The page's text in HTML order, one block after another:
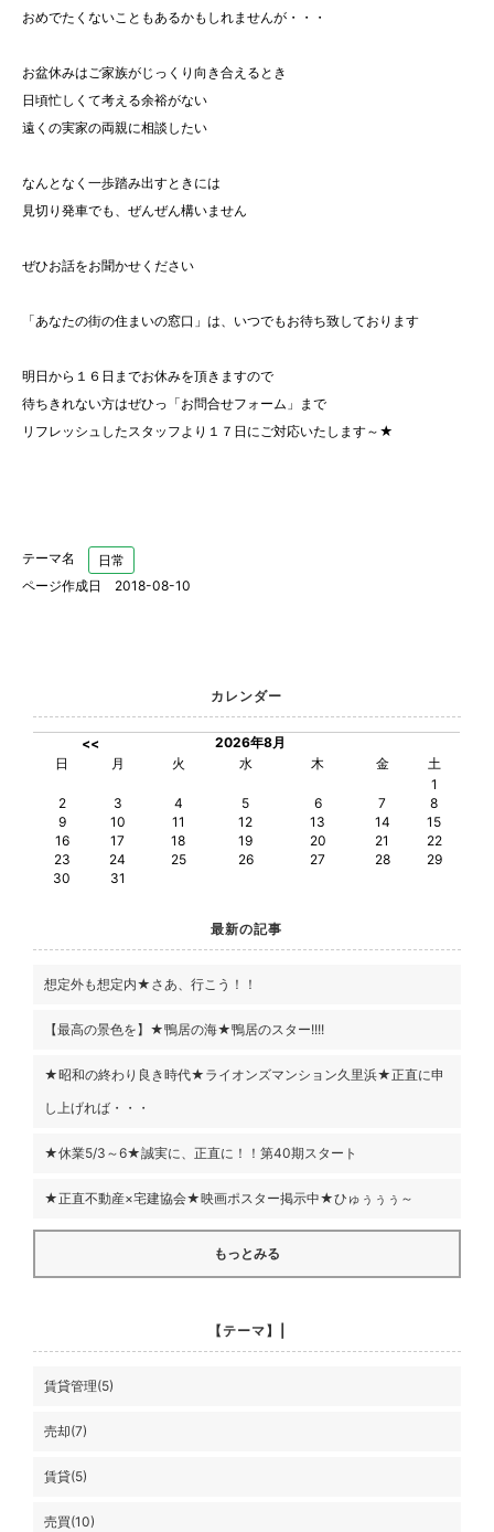
おめでたくないこともあるかもしれませんが・・・
お盆休みはご家族がじっくり向き合えるとき
日頃忙しくて考える余裕がない
遠くの実家の両親に相談したい
なんとなく一歩踏み出すときには
見切り発車でも、ぜんぜん構いません
ぜひお話をお聞かせください
「あなたの街の住まいの窓口」は、いつでもお待ち致しております
明日から１６日までお休みを頂きますので
待ちきれない方はぜひっ「お問合せフォーム」まで
リフレッシュしたスタッフより１７日にご対応いたします～★
テーマ名
日常
ページ作成日 2018-08-10
カレンダー
<<
2026年8月
日
月 火 水 木 金
土
1
2
3 4 5 6 7
8
9
10 11 12 13 14
15
16
17 18 19 20 21
22
23
24 25 26 27 28
29
30
31
最新の記事
想定外も想定内★さあ、行こう！！
【最高の景色を】★鴨居の海★鴨居のスター!!!!
★昭和の終わり良き時代★ライオンズマンション久里浜★正直に申
し上げれば・・・
★休業5/3～6★誠実に、正直に！！第40期スタート
★正直不動産×宅建協会★映画ポスター掲示中★ひゅぅぅぅ～
もっとみる
【テーマ】|
賃貸管理(5)
売却(7)
賃貸(5)
売買(10)